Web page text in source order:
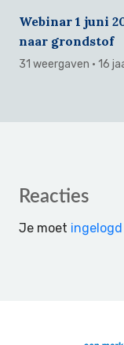
Webinar 1 juni
naar grondstof
31 weergaven · 16
Reader
Reacties
Je moet